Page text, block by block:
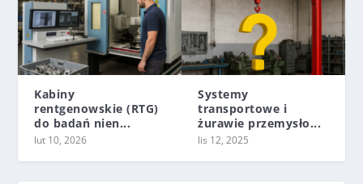
Kabiny
rentgenowskie (RTG)
do badań nien...
lut 10, 2026
Systemy
transportowe i
żurawie przemysło...
lis 12, 2025